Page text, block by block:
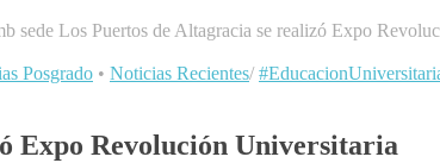
sede Los Puertos de Altagracia se realizó Expo
Posgrado • Noticias Recientes/
Expo Revolución Universitaria